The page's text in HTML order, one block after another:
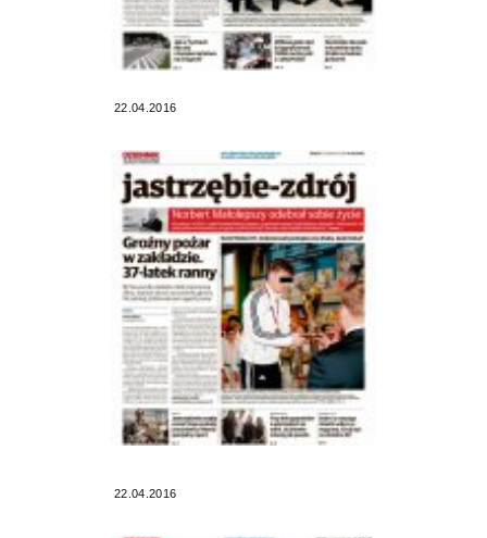
22.04.2016
22.04.2016